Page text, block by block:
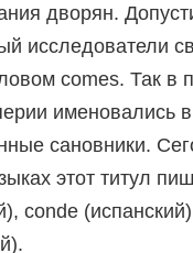
дворян.
исследователи
comes. Так в
именовались
сановники.
этот титул
conde